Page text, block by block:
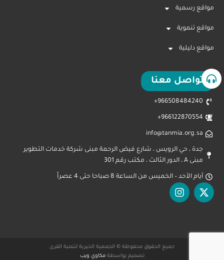
مواقع رسمية
مواقع تنموية
مواقع دليلية
تواصل معنا
966508484240+
966122870554+
info@tanmia.org.sa
جدة ، حي الرويس ، شارع فيض الرحمة مبنى شركة خدمات التطوير
مبنى A ، الدور الثالث ، مكتب رقم 301
أيام الأحد – الخميس من الساعة 8 صباحا حتى 4 عصراً
جميع الحقوق محفوظة © الجمعية الخيرية لتنمية القرى
تصميم بواسطةمكاوي ويب